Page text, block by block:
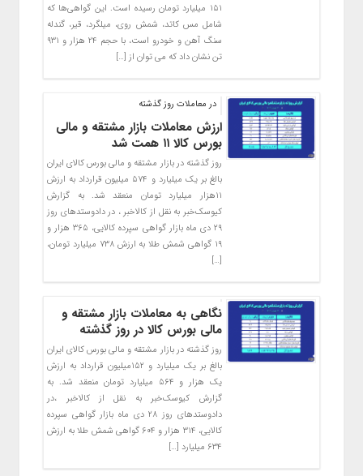
۱۵۱ میلیارد تومان رسیده است. این گواهی‌ها که
شامل مس کاتد، شمش روی، میلگرد، قیر، گندله
سنگ آهن و خودرو است، با حجم ۲۴ هزار و ۹۳۱
تن نشان داد که می توان از […]
در معاملات روز گذشته
ارزش معاملات بازار مشتقه و مالی
بورس کالا ۱۱ همت شد
روز گذشته در بازار مشتقه و مالی بورس کالای ایران
بالغ بر یک میلیارد و ۵۷۴ میلیون قرارداد به ارزش
۱۱هزار میلیارد تومان منعقد شد. به گزارش
کیوسک‌خبر به نقل از کالاخبر ، در دادوستدهای روز
۲۹ دی ماه بازار گواهی سپرده کالایی، ۳۶۵ هزار و
۱۹ گواهی شمش طلا به ارزش ۷۳۸ میلیارد تومان،
[…]
نگاهی به معاملات بازار مشتقه و
مالی بورس کالا در روز گذشته
روز گذشته در بازار مشتقه و مالی بورس کالای ایران
بالغ بر یک میلیارد و ۱۵۲میلیون قرارداد به ارزش
یک هزار و ۵۶۴ میلیارد تومان منعقد شد. به
گزارش کیوسک‌خبر به نقل از کالاخبر ،در
دادوستدهای روز ۲۸ دی ماه بازار گواهی سپرده
کالایی، ۳۱۴ هزار و ۶۰۴ گواهی شمش طلا به ارزش
۶۳۴ میلیارد […]